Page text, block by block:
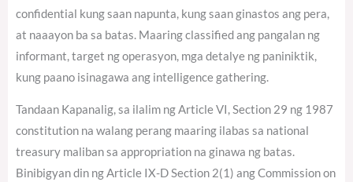
confidential kung saan napunta, kung saan ginastos ang pera,
at naaayon ba sa batas. Maaring classified ang pangalan ng
informant, target ng operasyon, mga detalye ng paniniktik,
kung paano isinagawa ang intelligence gathering.
Tandaan Kapanalig, sa ilalim ng Article VI, Section 29 ng 1987
constitution na walang perang maaring ilabas sa national
treasury maliban sa appropriation na ginawa ng batas.
Binibigyan din ng Article IX-D Section 2(1) ang Commission on